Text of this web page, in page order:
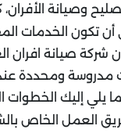
وصيانة
أن تكون الخدمات
شركة صيانة افران
مدروسة ومحددة
يلي إليك الخطوات
العمل الخاص